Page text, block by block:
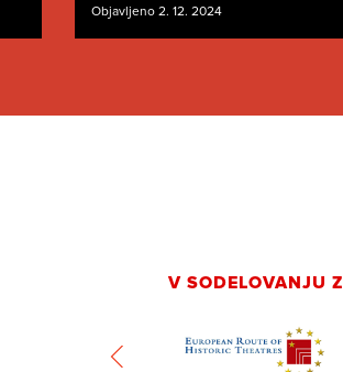
Objavljeno 2. 12. 2024
V SODELOVANJU Z